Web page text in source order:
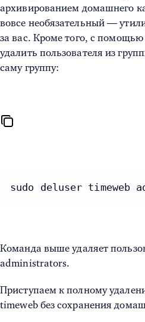
архивированием домашнего
вовсе необязательный —
за вас. Кроме того, с помощью
удалить пользователя из
саму группу:
sudo deluser timeweb
Команда выше удаляет
administrators.
Приступаем к полному
timeweb без сохранения